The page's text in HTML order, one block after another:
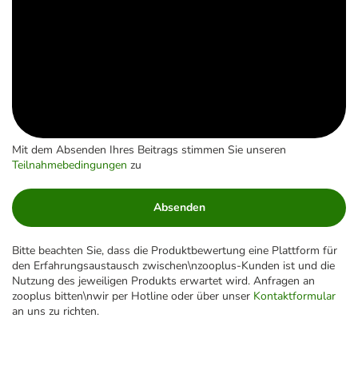
Mit dem Absenden Ihres Beitrags stimmen Sie unseren
Teilnahmebedingungen zu
Absenden
Bitte beachten Sie, dass die Produktbewertung eine Plattform für
den Erfahrungsaustausch zwischen\nzooplus-Kunden ist und die
Nutzung des jeweiligen Produkts erwartet wird. Anfragen an
zooplus bitten\nwir per Hotline oder über unser Kontaktformular
an uns zu richten.